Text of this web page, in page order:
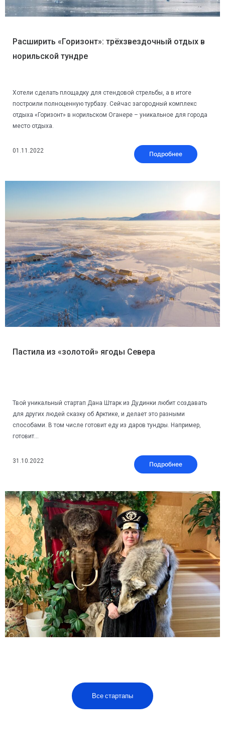
Расширить «Горизонт»: трёхзвездочный отдых в
норильской тундре
Хотели сделать площадку для стендовой стрельбы, а в итоге
построили полноценную турбазу. Сейчас загородный комплекс
отдыха «Горизонт» в норильском Оганере – уникальное для города
место отдыха.
01.11.2022 Подробнее
Пастила из «золотой» ягоды Севера
Твой уникальный стартап Дана Штарк из Дудинки любит создавать
для других людей сказку об Арктике, и делает это разными
способами. В том числе готовит еду из даров тундры. Например,
готовит...
31.10.2022 Подробнее
Все стартапы